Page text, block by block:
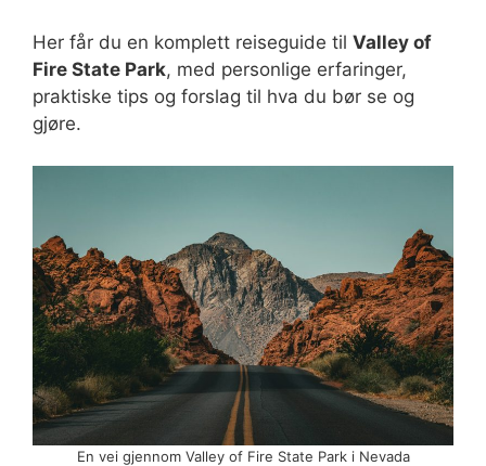
Her får du en komplett reiseguide til Valley of
Fire State Park, med personlige erfaringer,
praktiske tips og forslag til hva du bør se og
gjøre.
En vei gjennom Valley of Fire State Park i Nevada